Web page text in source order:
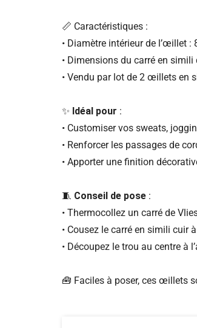
📏 Caractéristiques :
• Diamètre intérieur de l’œillet :
• Dimensions du carré en
• Vendu par lot de 2 œillets en
✨ Idéal pour :
• Customiser vos sweats,
• Renforcer les passages de
• Apporter une finition
🧵 Conseil de pose :
• Thermocollez un carré de
• Cousez le carré en simili cuir
• Découpez le trou au centre à
🧰 Faciles à poser, ces œillets